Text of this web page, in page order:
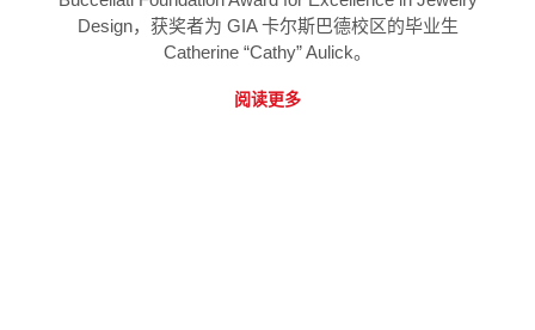
Design，获奖者为 GIA 卡尔斯巴德校区的毕业生
Catherine “Cathy” Aulick。
阅读更多